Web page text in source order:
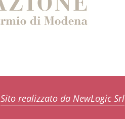
Sito realizzato da NewLogic Srl